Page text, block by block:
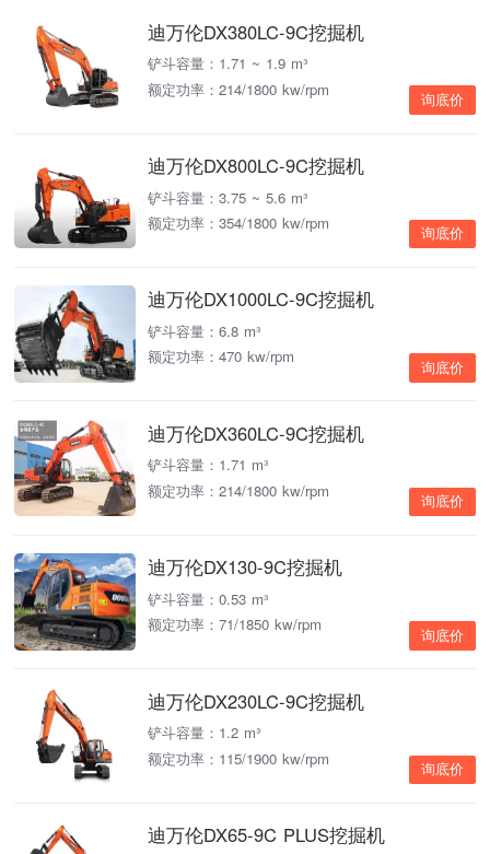
迪万伦DX380LC-9C挖掘机
铲斗容量：1.71 ~ 1.9 m³
额定功率：214/1800 kw/rpm
询底价
迪万伦DX800LC-9C挖掘机
铲斗容量：3.75 ~ 5.6 m³
额定功率：354/1800 kw/rpm
询底价
迪万伦DX1000LC-9C挖掘机
铲斗容量：6.8 m³
额定功率：470 kw/rpm
询底价
迪万伦DX360LC-9C挖掘机
铲斗容量：1.71 m³
额定功率：214/1800 kw/rpm
询底价
迪万伦DX130-9C挖掘机
铲斗容量：0.53 m³
额定功率：71/1850 kw/rpm
询底价
迪万伦DX230LC-9C挖掘机
铲斗容量：1.2 m³
额定功率：115/1900 kw/rpm
询底价
迪万伦DX65-9C PLUS挖掘机